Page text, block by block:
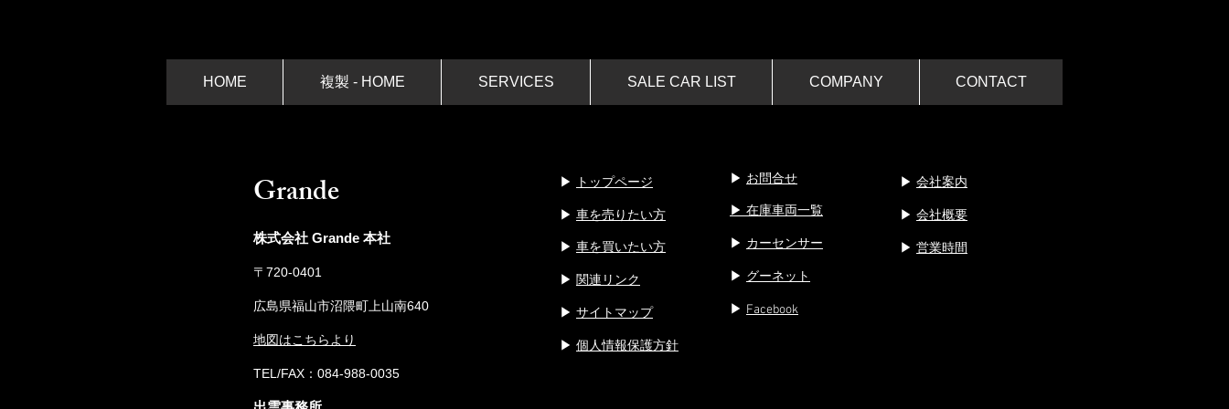
HOME 複製 - HOME SERVICES SALE CAR LIST COMPANY CONTACT
​Grande
株式会社 Grande 本社
〒720-0401
広島県福山市沼隈町上山南640
地図はこちらより
​TEL/FAX：084-988-0035
▶︎ お問合せ
▶︎ 在庫車両一覧
▶︎ カーセンサー
▶︎ グーネット
▶︎ Facebook
▶︎ トップページ
​▶︎ 車を売りたい方
▶︎ 車を買いたい方
​▶︎ 関連リンク
▶︎ サイトマップ
▶︎ 個人情報保護方針
​▶︎ 会社案内
▶︎ 会社概要
​▶︎ 営業時間